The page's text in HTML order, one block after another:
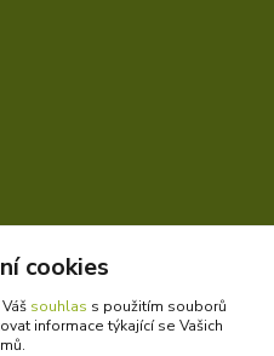
cookies
souhlas s použitím souborů
informace týkající se Vašich